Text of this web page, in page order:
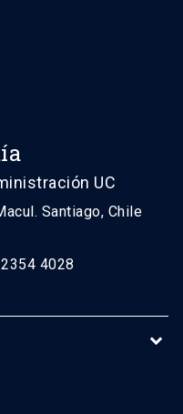
UC
Santiago, Chile
4028